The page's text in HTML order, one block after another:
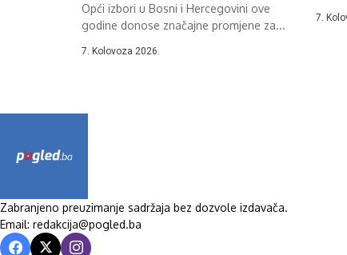
Opći izbori u Bosni i Hercegovini ove
godine donose značajne promjene za...
7. Kolovoza 2026.
7.
Zabranjeno preuzimanje sadržaja bez dozvole izdavača.
Email: redakcija@pogled.ba